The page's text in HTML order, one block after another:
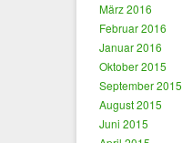
März 2016
Februar 2016
Januar 2016
Oktober 2015
September 2015
August 2015
Juni 2015